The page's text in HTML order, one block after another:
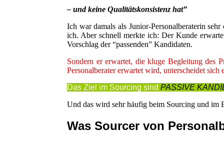
– und keine Qualitätskonsistenz hat”
Ich war damals als Junior-Personalberaterin
ich. Aber schnell merkte ich: Der Kunde
Vorschlag der “passenden” Kandidaten.
Sondern er erwartet, die kluge Begleitung des
Personalberater erwartet wird, unterscheidet
Das Ziel im Sourcing sind PASSIVE
Und das wird sehr häufig beim Sourcing und im
Was Sourcer von